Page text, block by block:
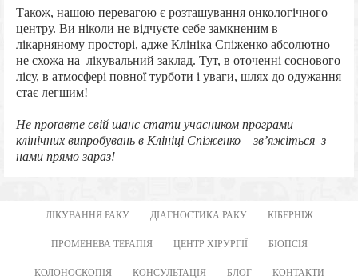
Також, нашою перевагою є розташування онкологічного
центру. Ви ніколи не відчуєте себе замкненим в
лікарняному просторі, адже Клініка Спіженко абсолютно
не схожа на лікувальний заклад. Тут, в оточенні соснового
лісу, в атмосфері повної турботи і уваги, шлях до одужання
стає легшим!
Не проґавте свій шанс стати учасником програми
клінічних випробувань в Клініці Спіженко – зв’яжіться з
нами прямо зараз!
ЛІКУВАННЯ РАКУ ДІАГНОСТИКА РАКУ КІБЕРНІЖ
ПРОМЕНЕВА ТЕРАПІЯ ЦЕНТР ХІРУРГІЇ БІОПСІЯ
КОЛОНОСКОПІЯ КОНСУЛЬТАЦІЯ БЛОГ КОНТАКТИ